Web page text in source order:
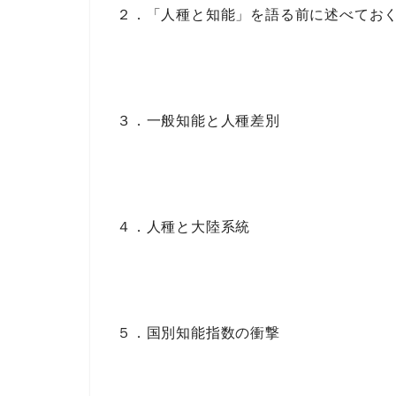
２．「人種と知能」を語る前に述べてお
３．一般知能と人種差別
４．人種と大陸系統
５．国別知能指数の衝撃